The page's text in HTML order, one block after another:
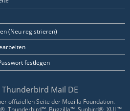
(Neu registrieren)
festlegen
Mail DE
offiziellen Seite der Mozilla Foundation.